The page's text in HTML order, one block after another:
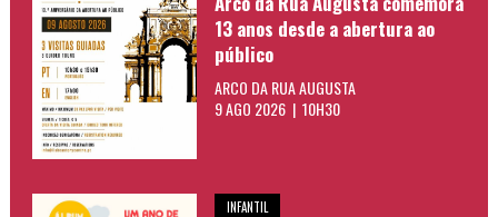
13 anos desde a abertura ao
público
ARCO DA RUA AUGUSTA
9 AGO 2026 | 10H30
INFANTIL